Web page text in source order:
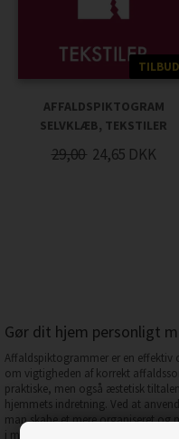
TILBUD
AFFALDSPIKTOGRAM
SELVKLÆB, TEKSTILER
29,00 24,65 DKK
Gør dit hjem personligt
Affaldspiktogrammer er en
om vigtigheden af korrekt
praktiske, men også æstetisk
hjemmets indretning. Ved at
man skabe et mere organiseret
i mange forskellige designs, der